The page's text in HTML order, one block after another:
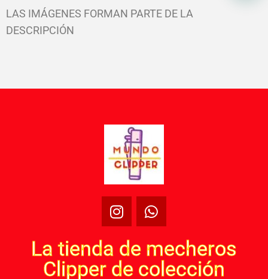
LAS IMÁGENES FORMAN PARTE DE LA
DESCRIPCIÓN
La tienda de mecheros
Clipper de colección